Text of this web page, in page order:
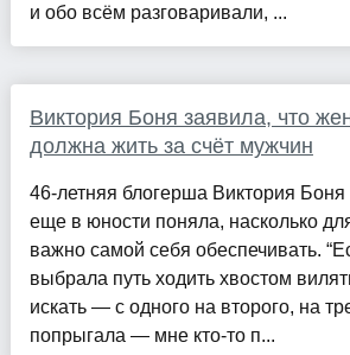
и обо всём разговаривали, ...
Виктория Боня заявила, что
должна жить за счёт мужчин
46-летняя блогерша Виктория Боня
еще в юности поняла, насколько
важно самой себя обеспечивать.
выбрала путь ходить хвостом
искать — с одного на второго, на
попрыгала — мне кто-то п...